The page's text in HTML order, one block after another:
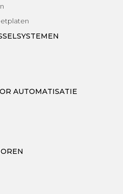
AUTOMATISATIE